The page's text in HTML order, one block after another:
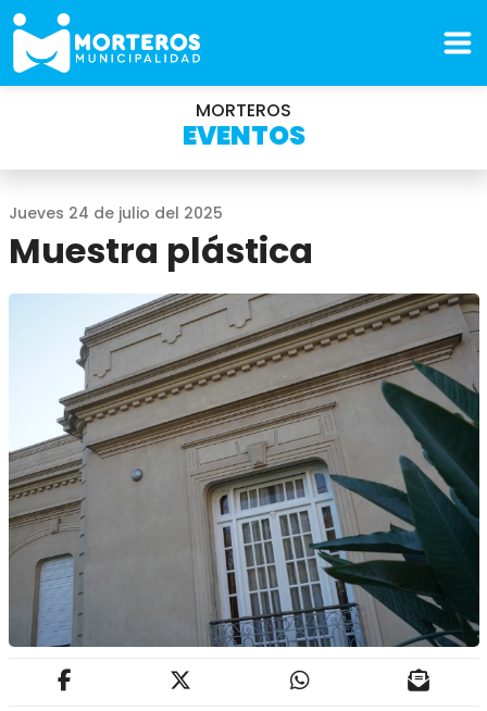
MORTEROS
EVENTOS
Jueves 24 de julio del 2025
Muestra plástica